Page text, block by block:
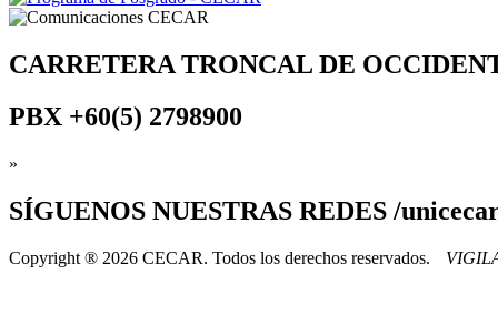
CARRETERA TRONCAL DE
PBX +60(5) 2798900
»
SÍGUENOS NUESTRAS REDES /
Copyright ® 2026 CECAR. Todos los derechos reservados.